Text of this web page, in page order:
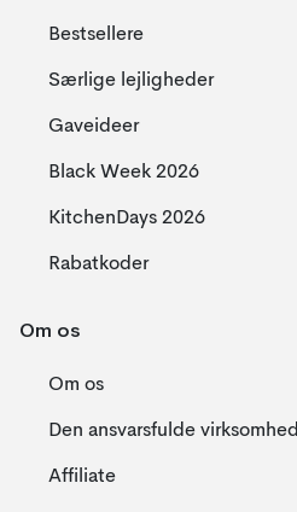
Bestsellere
Særlige lejligheder
Gaveideer
Black Week 2026
KitchenDays 2026
Rabatkoder
Om os
Om os
Den ansvarsfulde virksomhed
Affiliate